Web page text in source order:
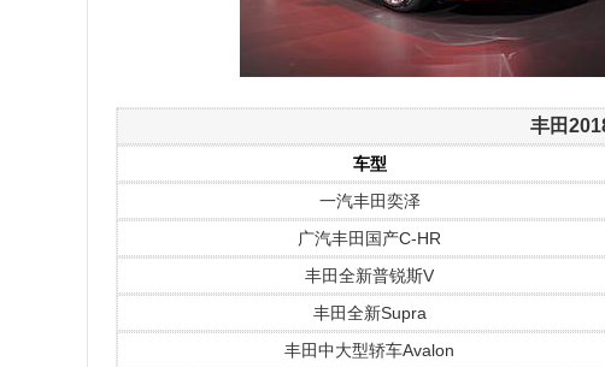
丰田
车型
一汽丰田奕泽
广汽丰田国产C-HR
丰田全新普锐斯V
丰田全新Supra
丰田中大型轿车Avalon